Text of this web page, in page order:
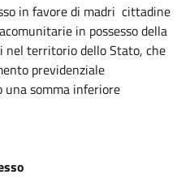
in favore di madri cittadine
in possesso della
nel territorio dello Stato, che
previdenziale
una somma inferiore